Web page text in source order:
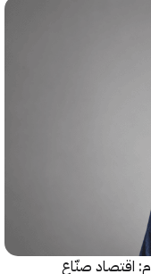
صنّاع